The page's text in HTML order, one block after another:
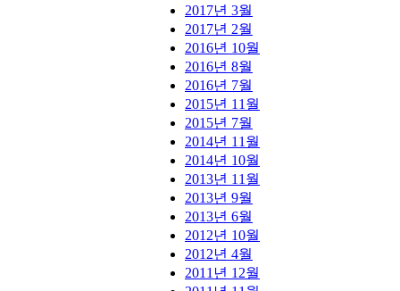
2017년 3월
2017년 2월
2016년 10월
2016년 8월
2016년 7월
2015년 11월
2015년 7월
2014년 11월
2014년 10월
2013년 11월
2013년 9월
2013년 6월
2012년 10월
2012년 4월
2011년 12월